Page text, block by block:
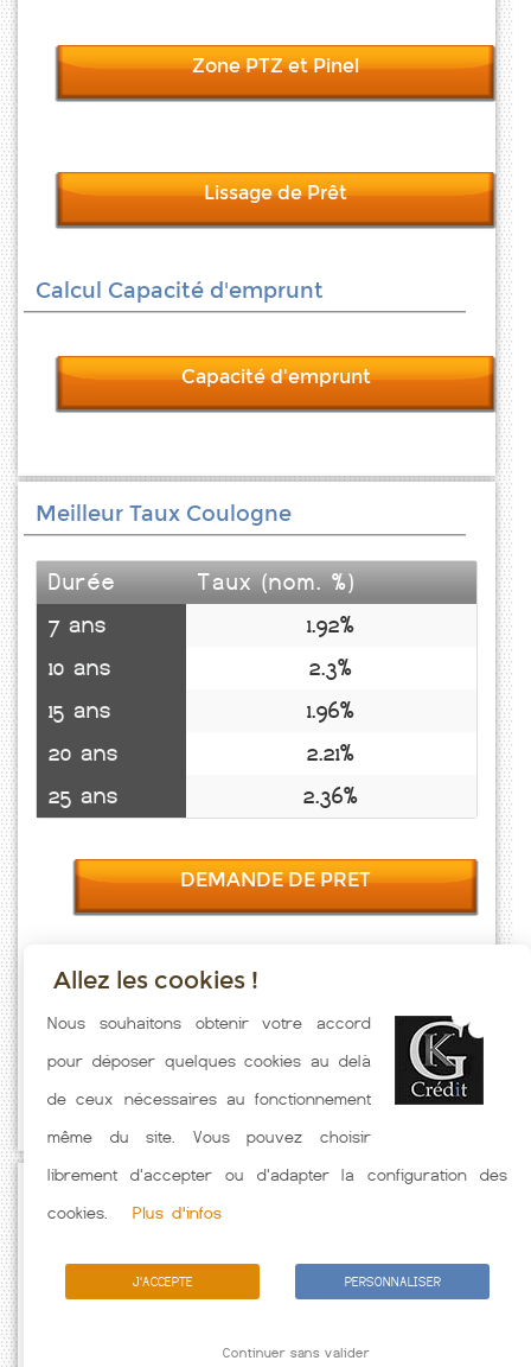
Zone PTZ et Pinel
Lissage de Prêt
Calcul Capacité d'emprunt
Capacité d'emprunt
Meilleur Taux Coulogne
Durée
Taux (nom. %)
7 ans
1.92%
10 ans
2.3%
15 ans
1.96%
20 ans
2.21%
25 ans
2.36%
DEMANDE DE PRET
Taux emprunt actualisés (Coulogne) toutes les semaines. Taux
Immobilier pratiqués par nos partenaires bancaires. Meilleur Taux
hors assurance. Taux crédit immobilier indicatif fonction des
caractéristiques de l'emprunteur.
Allez les cookies !
Nous souhaitons obtenir votre accord
pour déposer quelques cookies au delà
de ceux nécessaires au fonctionnement
même du site. Vous pouvez choisir
librement d'accepter ou d'adapter la configuration des
cookies.
Plus d'infos
J'ACCEPTE PERSONNALISER
Continuer sans valider